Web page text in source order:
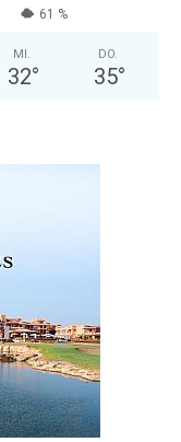
61 %
MI.
32°
DO.
35°